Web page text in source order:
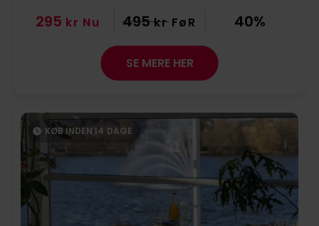
295 kr Nu 495 kr FøR 40%
SE MERE HER
KØB INDEN 14 DAGE